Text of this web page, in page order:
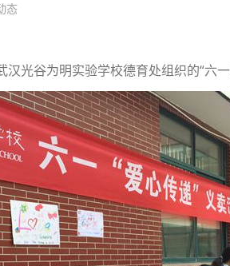
态
光谷为明实验学校德育处组织的“六一